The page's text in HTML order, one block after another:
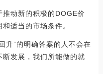
动新的积极的DOGE价
适当的市场条件。
升”的明确答案的人不会在
发展，我们所能做的就